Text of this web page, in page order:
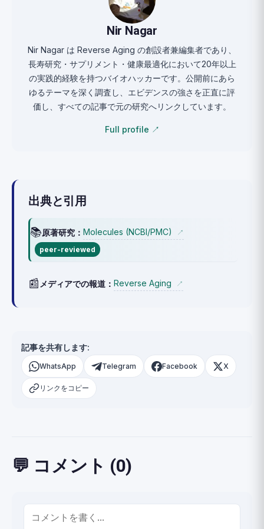
Nir Nagar
Nir Nagar は Reverse Aging の創設者兼編集者であり、
長寿研究・サプリメント・健康最適化において20年以上
の実践的経験を持つバイオハッカーです。公開前にあら
ゆるテーマを深く調査し、エビデンスの強さを正直に評
価し、すべての記事で元の研究へリンクしています。
Full profile ↗
出典と引用
📚原著研究： Molecules (NCBI/PMC)
↗
peer-reviewed
📰 メディアでの報道： Reverse Aging ↗
記事を共有します:
WhatsApp Telegram Facebook X
リンクをコピー
💬 コメント (0)